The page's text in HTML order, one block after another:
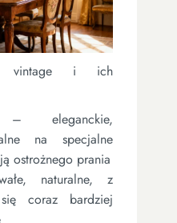
vintage i ich
eleganckie,
na specjalne
ostrożnego prania
naturalne, z
coraz bardziej